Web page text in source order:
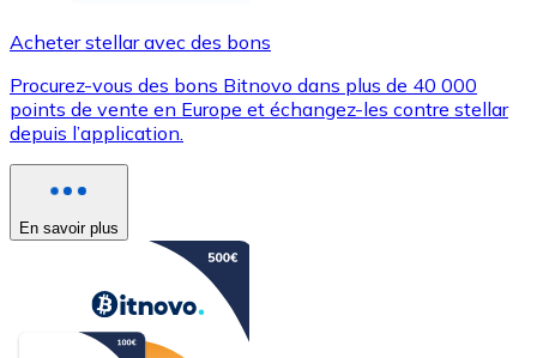
Acheter stellar avec des bons
Procurez-vous des bons Bitnovo dans plus de 40 000
points de vente en Europe et échangez-les contre stellar
depuis l’application.
En savoir plus